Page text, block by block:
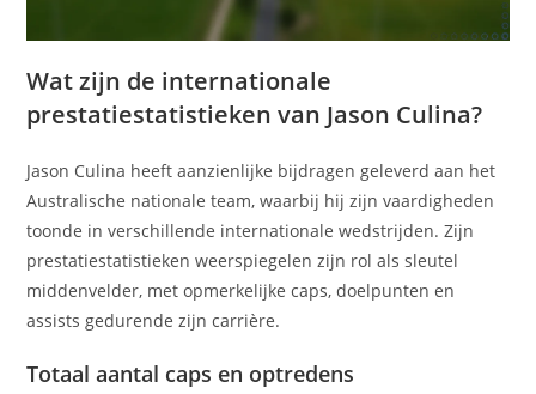
Wat zijn de internationale
prestatiestatistieken van Jason Culina?
Jason Culina heeft aanzienlijke bijdragen geleverd aan het
Australische nationale team, waarbij hij zijn vaardigheden
toonde in verschillende internationale wedstrijden. Zijn
prestatiestatistieken weerspiegelen zijn rol als sleutel
middenvelder, met opmerkelijke caps, doelpunten en
assists gedurende zijn carrière.
Totaal aantal caps en optredens